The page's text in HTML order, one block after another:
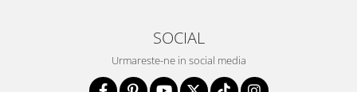
SOCIAL
Urmareste-ne in social media